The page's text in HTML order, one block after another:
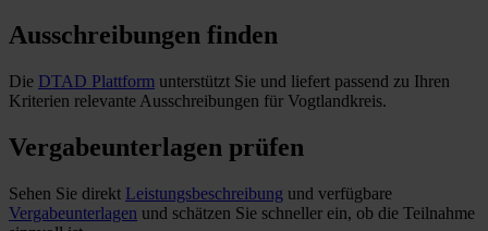
Ausschreibungen finden
Die DTAD Plattform unterstützt Sie und liefert passend zu Ihren
Kriterien relevante Ausschreibungen für Vogtlandkreis.
Vergabeunterlagen prüfen
Sehen Sie direkt Leistungsbeschreibung und verfügbare
Vergabeunterlagen und schätzen Sie schneller ein, ob die Teilnahme